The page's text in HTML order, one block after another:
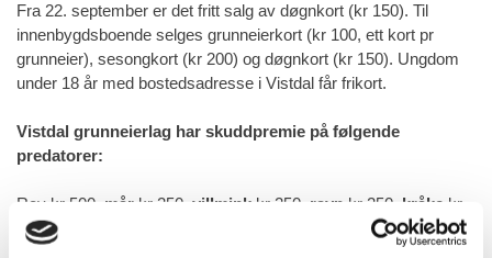
Fra 22. september er det fritt salg av døgnkort (kr 150). Til
innenbygdsboende selges grunneierkort (kr 100, ett kort pr
grunneier), sesongkort (kr 200) og døgnkort (kr 150). Ungdom
under 18 år med bostedsadresse i Vistdal får frikort.
Vistdal grunneierlag har skuddpremie på følgende
predatorer:
Rev kr 500, mår kr 250, villmink kr 250, ravn kr 250, kråke kr
20.